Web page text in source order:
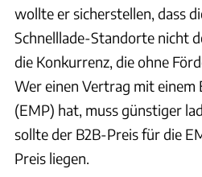
wollte er sicherstellen, dass
Schnelllade-Standorte nicht
die Konkurrenz, die ohne
Wer einen Vertrag mit
(EMP) hat, muss günstiger
sollte der B2B-Preis für die
Preis liegen.